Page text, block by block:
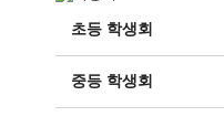
초등 학생회
중등 학생회